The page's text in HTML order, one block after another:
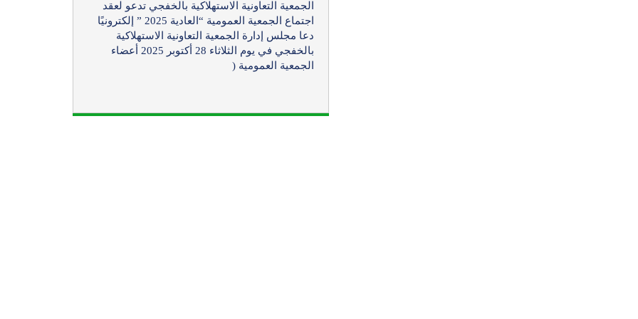
الجمعية التعاونية الاستهلاكية بالخفجي تدعو لعقد
اجتماع الجمعية العمومية “العادية 2025 ” إلكترونيًا
دعا مجلس إدارة الجمعية التعاونية الاستهلاكية
بالخفجي في يوم الثلاثاء 28 أكتوبر 2025 أعضاء
الجمعية العمومية (